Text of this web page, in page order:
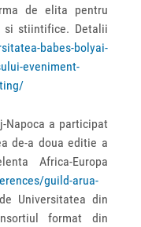
de elita pentru
si stiintifice. Detalii
babes-bolyai-
eveniment-
Napoca a participat
de-a doua editie a
Africa-Europa
guild-arua-
Universitatea din
format din